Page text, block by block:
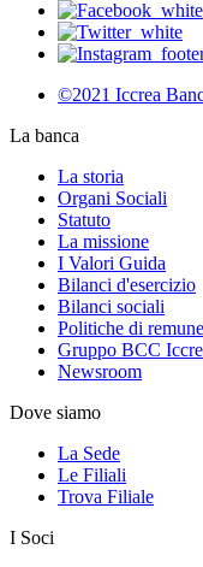
©2021 Iccrea
La banca
La storia
Organi Sociali
Statuto
La missione
I Valori Guida
Bilanci d'esercizio
Bilanci sociali
Politiche di
Gruppo BCC
Newsroom
Dove siamo
La Sede
Le Filiali
Trova Filiale
I Soci